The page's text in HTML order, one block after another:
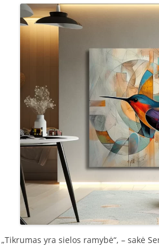
„Tikrumas yra sielos ramybė“, – sakė